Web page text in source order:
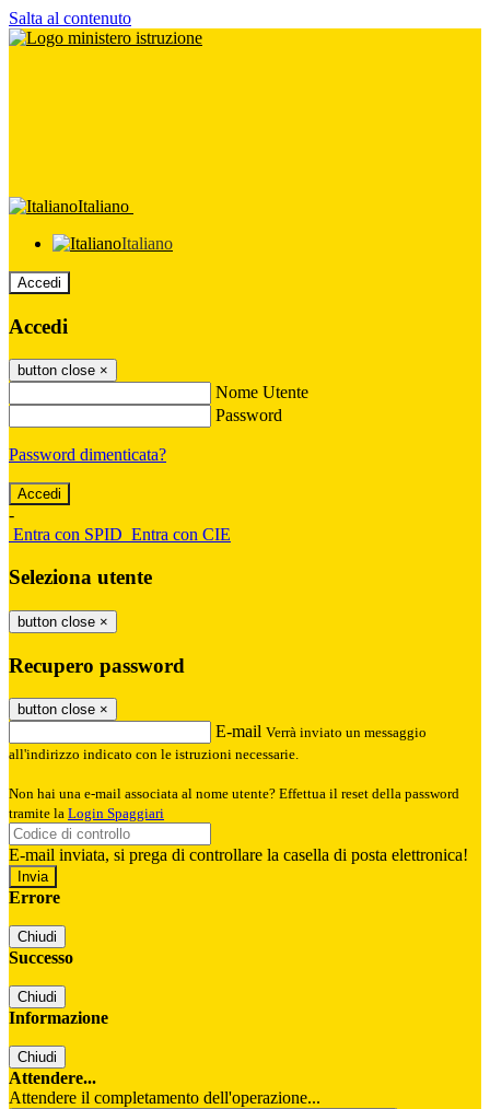
Salta al contenuto
Italiano
Italiano
Accedi
Accedi
button close ×
Nome Utente
Password
Password dimenticata?
-
Entra con SPID Entra con CIE
Seleziona utente
button close ×
Recupero password
button close ×
E-mail Verrà inviato un messaggio
all'indirizzo indicato con le istruzioni necessarie.
Non hai una e-mail associata al nome utente? Effettua il reset della password
tramite la Login Spaggiari
E-mail inviata, si prega di controllare la casella di posta elettronica!
Errore
Chiudi
Successo
Chiudi
Informazione
Chiudi
Attendere...
Attendere il completamento dell'operazione...